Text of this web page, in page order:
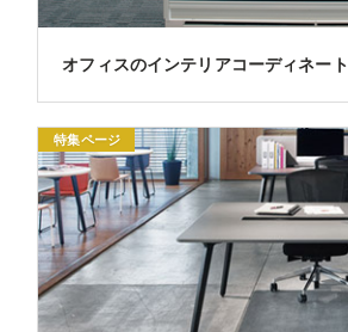
オフィスのインテリアコーディネート
特集ページ